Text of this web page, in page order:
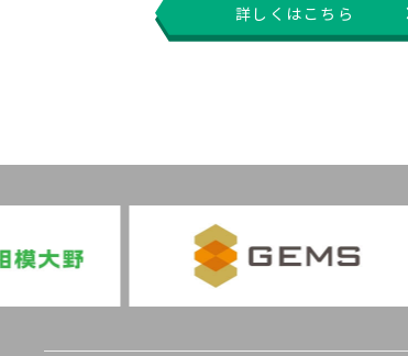
詳しくはこちら